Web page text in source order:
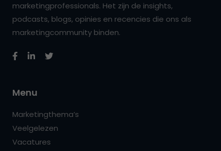
marketingprofessionals. Het zijn de insights,
podcasts, blogs, opinies en recencies die ons als
marketingcommunity binden.
Menu
Marketingthema’s
Veelgelezen
Vacatures